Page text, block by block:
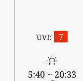
UVI: 7
5:40 ~ 20:33